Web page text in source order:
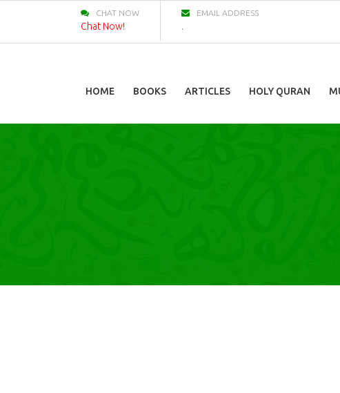
CHAT NOW
Chat Now!
EMAIL ADDRESS
.
HOME BOOKS ARTICLES HOLY QURAN